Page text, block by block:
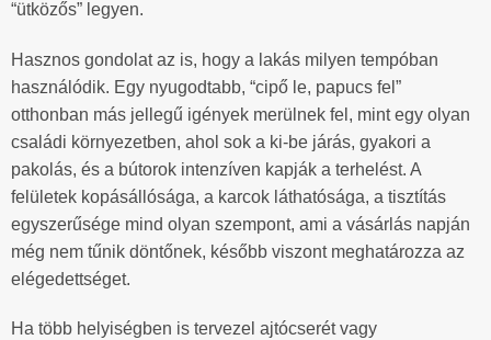
“ütközős” legyen.
Hasznos gondolat az is, hogy a lakás milyen tempóban
használódik. Egy nyugodtabb, “cipő le, papucs fel”
otthonban más jellegű igények merülnek fel, mint egy olyan
családi környezetben, ahol sok a ki-be járás, gyakori a
pakolás, és a bútorok intenzíven kapják a terhelést. A
felületek kopásállósága, a karcok láthatósága, a tisztítás
egyszerűsége mind olyan szempont, ami a vásárlás napján
még nem tűnik döntőnek, később viszont meghatározza az
elégedettséget.
Ha több helyiségben is tervezel ajtócserét vagy